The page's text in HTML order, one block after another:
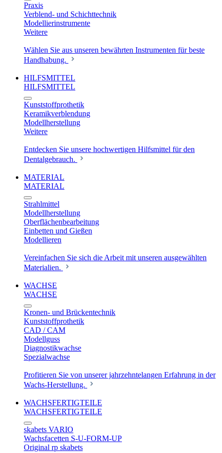
Praxis
Verblend- und Schichttechnik
Modellierinstrumente
Weitere
Wählen Sie aus unseren bewährten Instrumenten für beste
Handhabung.
HILFSMITTEL
HILFSMITTEL
Kunststoffprothetik
Keramikverblendung
Modellherstellung
Weitere
Entdecken Sie unsere hochwertigen Hilfsmittel für den
Dentalgebrauch.
MATERIAL
MATERIAL
Strahlmittel
Modellherstellung
Oberflächenbearbeitung
Einbetten und Gießen
Modellieren
Vereinfachen Sie sich die Arbeit mit unseren ausgewählten
Materialien.
WACHSE
WACHSE
Kronen- und Brückentechnik
Kunststoffprothetik
CAD / CAM
Modellguss
Diagnostikwachse
Spezialwachse
Profitieren Sie von unserer jahrzehntelangen Erfahrung in der
Wachs-Herstellung.
WACHSFERTIGTEILE
WACHSFERTIGTEILE
skabets VARIO
Wachsfacetten S-U-FORM-UP
Original rp skabets